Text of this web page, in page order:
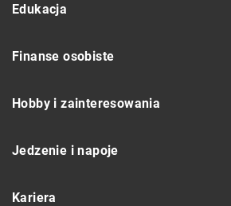
Edukacja
Finanse osobiste
Hobby i zainteresowania
Jedzenie i napoje
Kariera